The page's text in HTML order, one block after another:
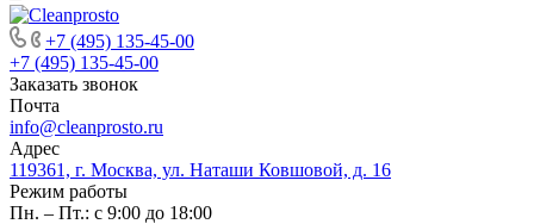
+7 (495) 135-45-00
+7 (495) 135-45-00
Заказать звонок
Почта
info@cleanprosto.ru
Адрес
119361, г. Москва, ул. Наташи Ковшовой, д. 16
Режим работы
Пн. – Пт.: с 9:00 до 18:00